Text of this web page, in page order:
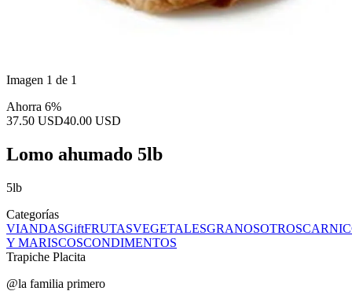
Imagen 1 de 1
Ahorra 6%
37.50 USD40.00 USD
Lomo ahumado 5lb
5lb
Categorías
VIANDASGiftFRUTASVEGETALESGRANOSOTROS
Y MARISCOSCONDIMENTOS
Trapiche Placita
@la familia primero